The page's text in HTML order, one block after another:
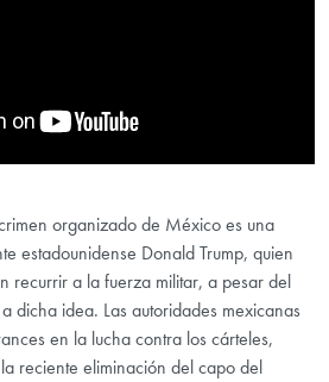
organizado de México es una
estadounidense Donald Trump, quien
recurrir a la fuerza militar, a pesar del
dicha idea. Las autoridades mexicanas
en la lucha contra los cárteles,
reciente eliminación del capo del